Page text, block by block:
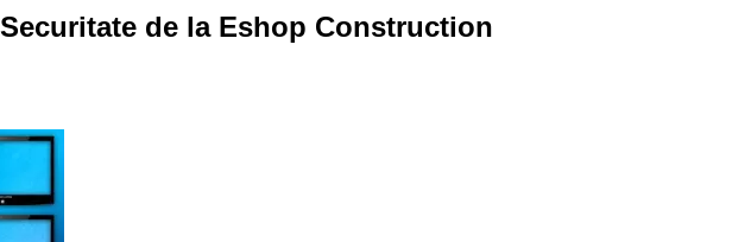
de la Eshop Construction